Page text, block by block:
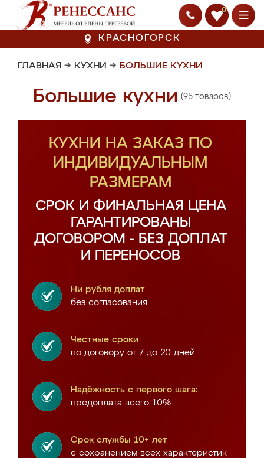
0
КРАСНОГОРСК
ГЛАВНАЯ → КУХНИ → БОЛЬШИЕ КУХНИ
Большие кухни (95 товаров)
КУХНИ НА ЗАКАЗ ПО
ИНДИВИДУАЛЬНЫМ
РАЗМЕРАМ
СРОК И ФИНАЛЬНАЯ ЦЕНА
ГАРАНТИРОВАНЫ
ДОГОВОРОМ - БЕЗ ДОПЛАТ
И ПЕРЕНОСОВ
Ни рубля доплат
без согласования
Честные сроки
по договору от 7 до 20 дней
Надёжность с первого шага:
предоплата всего 10%
Срок службы 10+ лет
с сохранением всех характеристик